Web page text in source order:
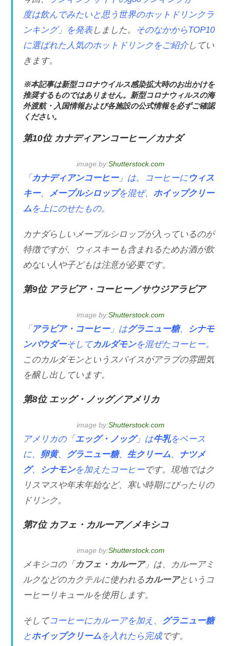
度は飲んでみたいと思う世界のホットドリンクラ
ンキング」を発表しました。 そのなかからTOP10
に選ばれた人気のホットドリンクをご紹介してい
きます。
※本記事は新型コロナウイルス感染拡大時のお出かけを
推奨するものではありません。新型コロナウィルスの海
外渡航・入国情報および各施設の公式情報を必ずご確認
ください。
第10位 カナディアンコーヒー／カナダ
image by:Shutterstock.com
「 カナディアンコーヒー」は。コーヒーにウィス
キー、 メープルシロップを混ぜ、ホイップクリー
ム を上にのせたもの。
カナダらしいメープルシロップが入っているのが
特徴ですが、ウィスキーも含まれるためお酒が飲
めない人や子どもは注意が必要です。
第9位 アラビア・コーヒー／サウジアラビア
image by:Shutterstock.com
「 アラビア・コーヒー」はグラニュー糖、
シナモ
ンパウダーそしてカルダモンを混ぜたコーヒー。
このカルダモンというスパイスがアラブの雰囲気
を醸し出しています。
第8位 エッグ・ノッグ／アメリカ
image by:Shutterstock.com
アメリカの「 エッグ・ノッグ」は牛乳をベース
に、 卵黄、 グラニュー糖、 生クリーム、 ナツメ
グ、 シナモンを加えたコーヒーです。現地ではク
リスマスや年末年始など、寒い時期にぴったりの
ドリンク。
第7位 カフェ・カルーア／メキシコ
image by:Shutterstock.com
メキシコの「 カフェ・カルーア」は、カルーアミ
ルクなどのカクテルに使われる カルーアというコ
ーヒーリキュールを使用します。
そしてコーヒーにカルーアを加え、
グラニュー糖
とホイップクリーム を入れたら完成です。